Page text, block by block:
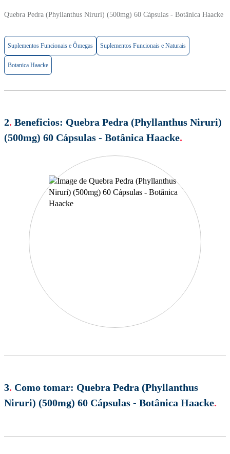
Quebra Pedra (Phyllanthus Niruri) (500mg) 60 Cápsulas - Botânica Haacke
Suplementos Funcionais e Ômegas Suplementos Funcionais e Naturais
Botanica Haacke
2. Beneficios: Quebra Pedra (Phyllanthus Niruri)
(500mg) 60 Cápsulas - Botânica Haacke.
3. Como tomar: Quebra Pedra (Phyllanthus
Niruri) (500mg) 60 Cápsulas - Botânica Haacke.